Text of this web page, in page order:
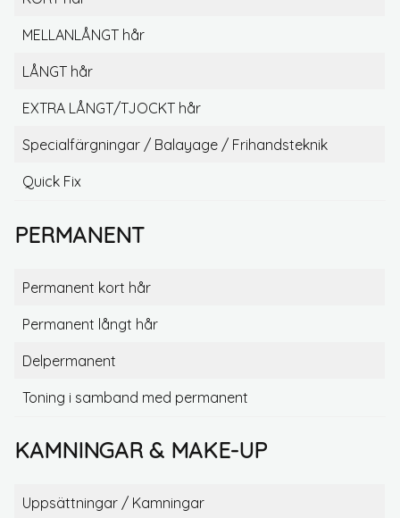
MELLANLÅNGT hår
LÅNGT hår
EXTRA LÅNGT/TJOCKT hår
Specialfärgningar / Balayage / Frihandsteknik
Quick Fix
PERMANENT
Permanent kort hår
Permanent långt hår
Delpermanent
Toning i samband med permanent
KAMNINGAR & MAKE-UP
Uppsättningar / Kamningar